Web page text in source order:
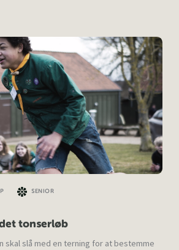
SENIOR
tonserløb
skal slå med en terning for at bestemme